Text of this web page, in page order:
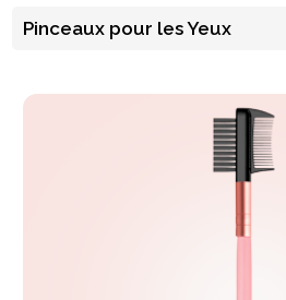
Pinceaux pour les Yeux